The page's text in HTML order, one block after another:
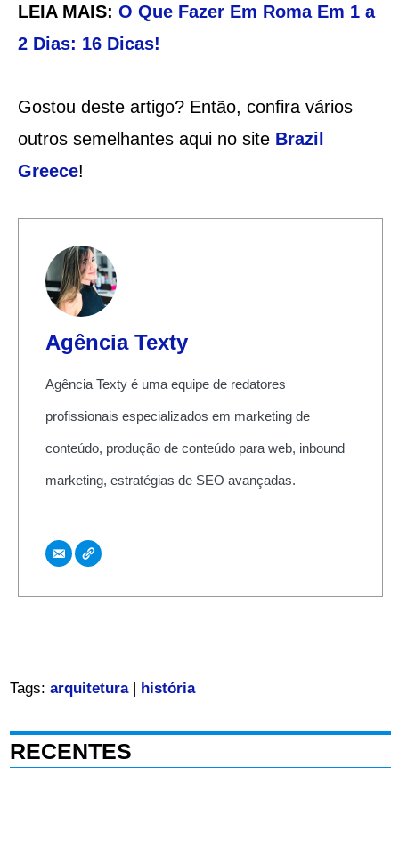
LEIA MAIS: O Que Fazer Em Roma Em 1 a
2 Dias: 16 Dicas!
Gostou deste artigo? Então, confira vários
outros semelhantes aqui no site Brazil
Greece!
Agência Texty
Agência Texty é uma equipe de redatores
profissionais especializados em marketing de
conteúdo, produção de conteúdo para web, inbound
marketing, estratégias de SEO avançadas.
Tags: arquitetura| história
RECENTES